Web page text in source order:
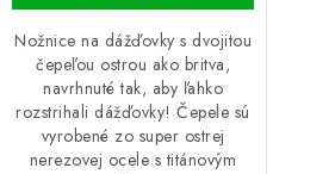
Nožnice na dážďovky s dvojitou
čepeľou ostrou ako britva,
navrhnuté tak, aby ľahko
rozstrihali dážďovky! Čepele sú
vyrobené zo super ostrej
nerezovej ocele s titánovým